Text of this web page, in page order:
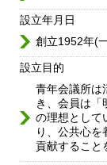
設立年月日
創立1952年(
設立目的
青年会議所は
き、会員は「
の理想として
り、公共心
貢献すること